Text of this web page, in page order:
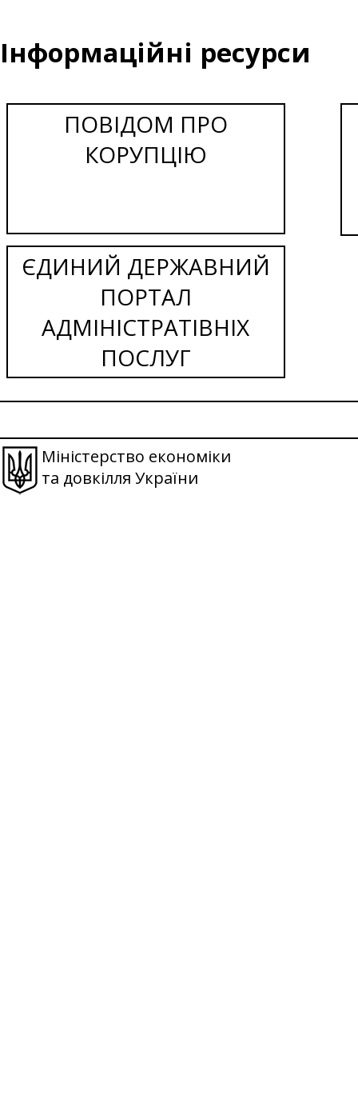
Інформаційні ресурси
ПОВІДОМ ПРО
КОРУПЦІЮ
ЄДИНИЙ ДЕРЖАВНИЙ
ПОРТАЛ
АДМІНІСТРАТІВНІХ
ПОСЛУГ
Міністерство економіки
та довкілля України